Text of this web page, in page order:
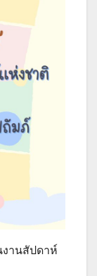
งานสัปดาห์